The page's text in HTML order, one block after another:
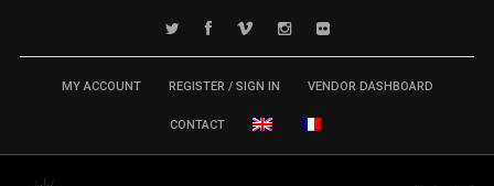
MY ACCOUNT REGISTER / SIGN IN VENDOR DASHBOARD
CONTACT